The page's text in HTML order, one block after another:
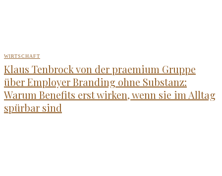
WIRTSCHAFT
Klaus Tenbrock von der praemium Gruppe
über Employer Branding ohne Substanz:
Warum Benefits erst wirken, wenn sie im Alltag
spürbar sind